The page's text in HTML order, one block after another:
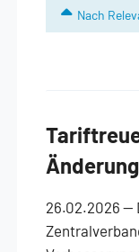
Nach
26.02.2026 —